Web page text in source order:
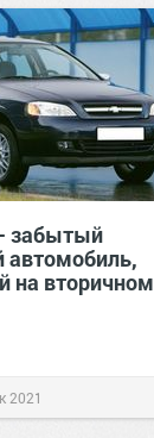
забытый
автомобиль,
на вторичном
2021